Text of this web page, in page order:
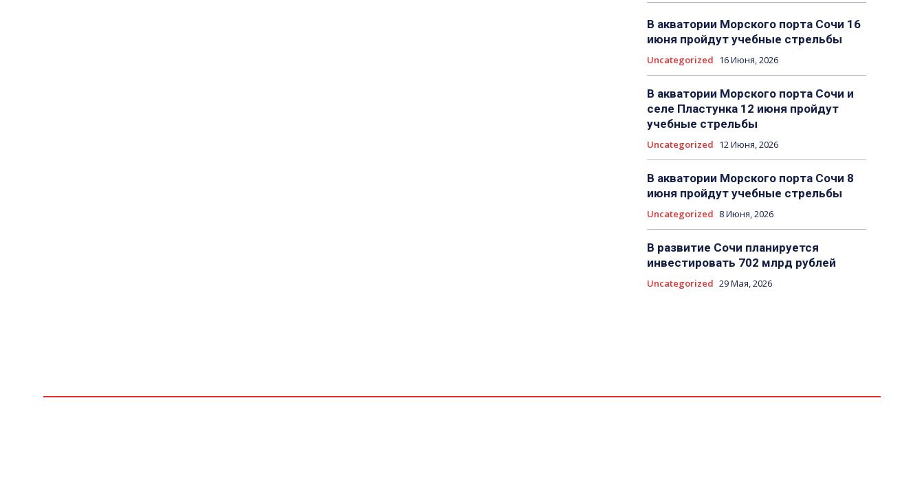
В акватории Морского порта Сочи 16
июня пройдут учебные стрельбы
Uncategorized 16 Июня, 2026
В акватории Морского порта Сочи и
селе Пластунка 12 июня пройдут
учебные стрельбы
Uncategorized 12 Июня, 2026
В акватории Морского порта Сочи 8
июня пройдут учебные стрельбы
Uncategorized 8 Июня, 2026
В развитие Сочи планируется
инвестировать 702 млрд рублей
Uncategorized 29 Мая, 2026